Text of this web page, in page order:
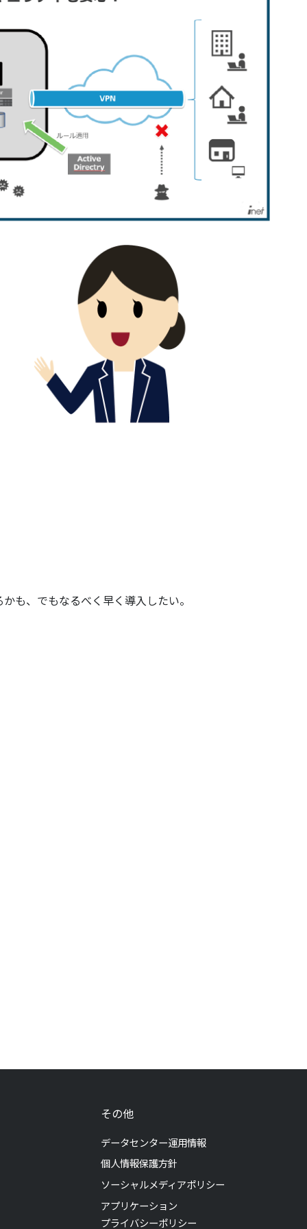
も、でもなるべく早く導入したい。
その他
データセンター運用情報
個人情報保護方針
ソーシャルメディアポリシー
アプリケーション
プライバシーポリシー